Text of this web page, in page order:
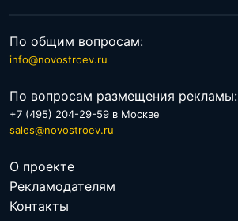
По общим вопросам:
info@novostroev.ru
По вопросам размещения рекламы:
+7 (495) 204-29-59 в Москве
sales@novostroev.ru
О проекте
Рекламодателям
Контакты